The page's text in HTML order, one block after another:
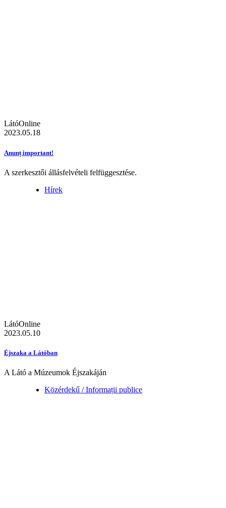
LátóOnline
2023.05.18
Anunț important!
A szerkesztői állásfelvételi felfüggesztése.
Hírek
LátóOnline
2023.05.10
Éjszaka a Látóban
A Látó a Múzeumok Éjszakáján
Közérdekű / Informații publice